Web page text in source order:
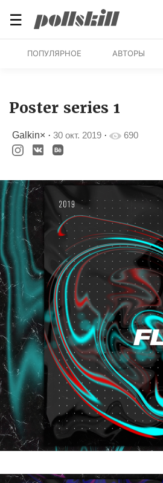
☰
ПОПУЛЯРНОЕ АВТОРЫ
Poster series 1
Galkin× · 30 окт. 2019 · 690